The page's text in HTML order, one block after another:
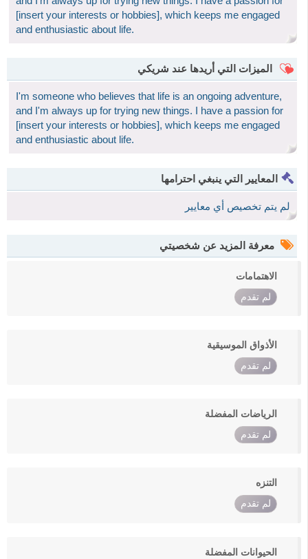
[insert your interests or hobbies], which keeps me engaged
and enthusiastic about life.
الميزات التي أريدها عند شريكي
I'm someone who believes that life is an ongoing adventure,
and I'm always up for trying new things. I have a passion for
[insert your interests or hobbies], which keeps me engaged
and enthusiastic about life.
المعايير التي ينبغي احترامها
لم يتم تخصيص أي معايير
معرفة المزيد عن شخصيتي
الاهتمامات
لم تقدم
الأذواق الموسيقية
لم تقدم
الرياضات المفضلة
لم تقدم
التنزه
لم تقدم
الحيوانات المفضلة